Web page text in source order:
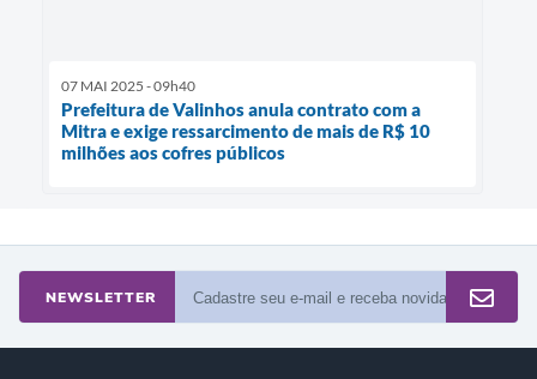
07 MAI 2025 - 09h40
Prefeitura de Valinhos anula contrato com a
Mitra e exige ressarcimento de mais de R$ 10
milhões aos cofres públicos
NEWSLETTER